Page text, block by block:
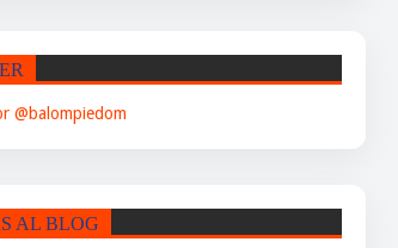
@balompiedom
AL BLOG